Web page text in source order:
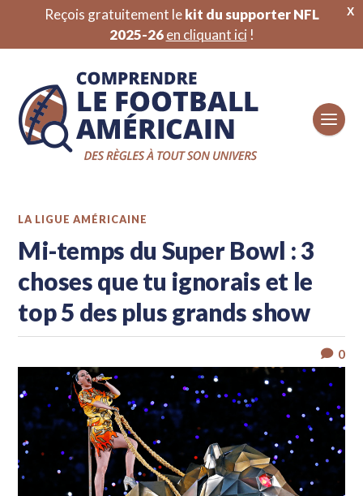
X
Reçois gratuitement lekit du supporter NFL
2025-26 en cliquant ici !
LA LIGUE AMÉRICAINE
Mi-temps du Super Bowl : 3
choses que tu ignorais et le
top 5 des plus grands show
0